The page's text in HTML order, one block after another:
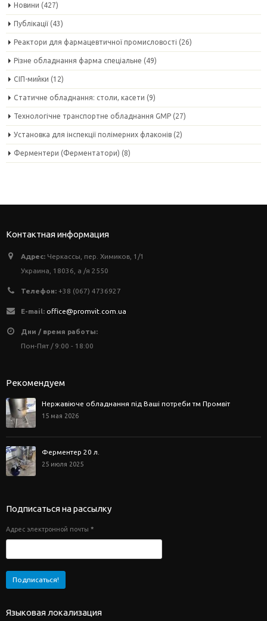
Новини (427)
Публікації (43)
Реактори для фармацевтичної промисловості (26)
Різне обладнання фарма спеціальне (49)
СІП-мийки (12)
Статичне обладнання: столи, касети (9)
Технологічне транспортне обладнання GMP (27)
Установка для інспекції полімерних флаконів (2)
Ферментери (Ферментатори) (8)
Контактная информация
Адрес: Черкассы, пер. Химиков, 1/1
Украина, 18036, а /я 2550
Телефон: +38 (067) 4736927
E-mail: office@promvit.com.ua
Дни / время работы:
Пон-Пят / 9:00 - 18:00
Рекомендуем
Нержавіюче обладнання під Ваші потреби тм Промвіт
15 мая 2026
Ферментер 20 л.
25 июля 2025
Подписаться на рассылку
Адрес электронной почты *
Языковая локализация